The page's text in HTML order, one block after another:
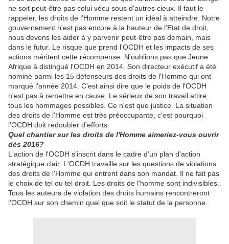
ne soit peut-être pas celui vécu sous d'autres cieux. Il faut le
rappeler, les droits de l'Homme restent un idéal à atteindre. Notre
gouvernement n'est pas encore à la hauteur de l'Etat de droit,
nous devons les aider à y parvenir peut-être pas demain, mais
dans le futur. Le risque que prend l'OCDH et les impacts de ses
actions méritent cette récompense. N'oublions pas que Jeune
Afrique à distingué l'OCDH en 2014. Son directeur exécutif a été
nominé parmi les 15 défenseurs des droits de l'Homme qui ont
marqué l'année 2014. C'est ainsi dire que le poids de l'OCDH
n'est pas à remettre en cause. Le sérieux de son travail attire
tous les hommages possibles. Ce n'est que justice. La situation
des droits de l'Homme est très préoccupante, c'est pourquoi
l'OCDH doit redoubler d'efforts.
Quel chantier sur les droits de l'Homme aimeriez-vous ouvrir
dès 2016?
L'action de l'OCDH s'inscrit dans le cadre d'un plan d'action
stratégique clair. L'OCDH travaille sur les questions de violations
des droits de l'Homme qui entrent dans son mandat. Il ne fait pas
le choix de tel ou tel droit. Les droits de l'homme sont indivisibles.
Tous les auteurs de violation des droits humains rencontreront
l'OCDH sur son chemin quel que soit le statut de la personne.